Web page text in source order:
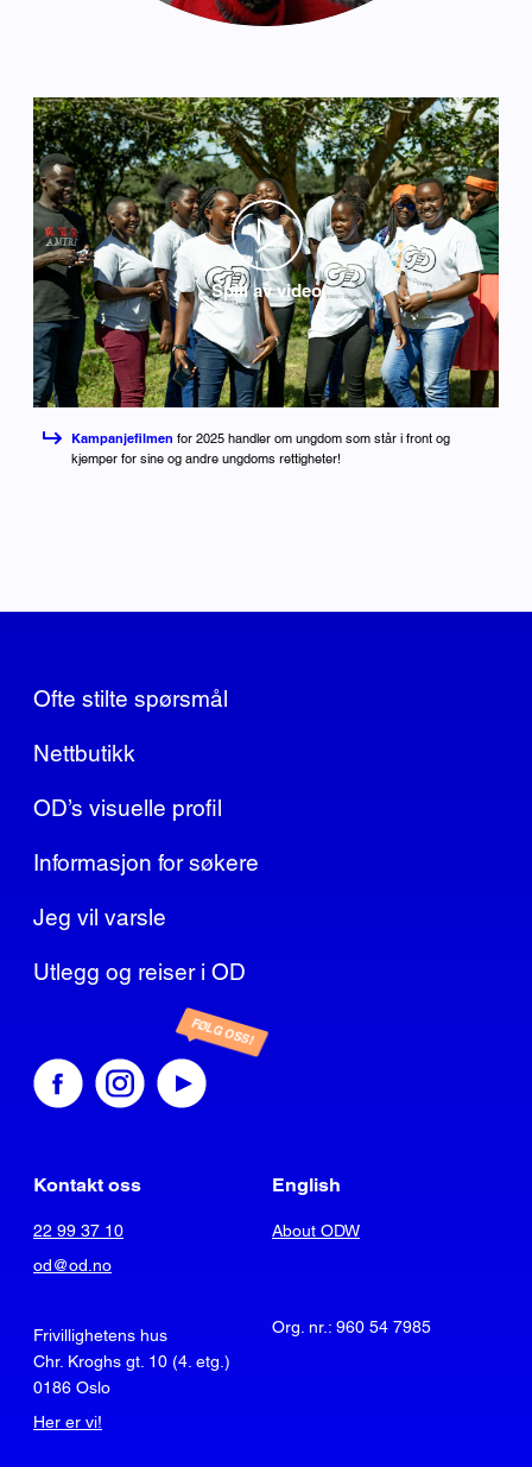
Spill av video
Kampanjefilmen for 2025 handler om ungdom som står i front og
kjemper for sine og andre ungdoms rettigheter!
Ofte stilte spørsmål
Nettbutikk
OD’s visuelle profil
Informasjon for søkere
Jeg vil varsle
Utlegg og reiser i OD
FØLG OSS!
Kontakt oss
22 99 37 10
od@od.no
Frivillighetens hus
Chr. Kroghs gt. 10 (4. etg.)
0186 Oslo
Her er vi!
English
About ODW
Org. nr.: 960 54 7985